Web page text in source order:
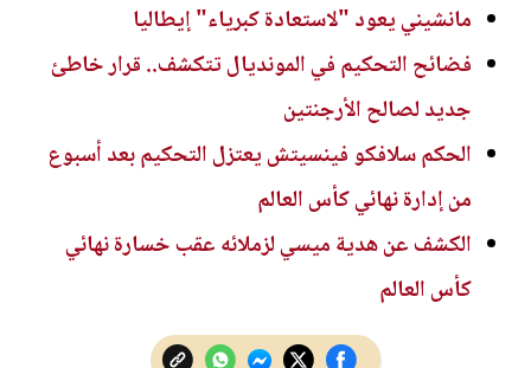
مانشيني يعود "لاستعادة كبرياء" إيطاليا
فضائح التحكيم في المونديال تتكشف.. قرار خاطئ
جديد لصالح الأرجنتين
الحكم سلافكو فينسيتش يعتزل التحكيم بعد أسبوع
من إدارة نهائي كأس العالم
الكشف عن هدية ميسي لزملائه عقب خسارة نهائي
كأس العالم